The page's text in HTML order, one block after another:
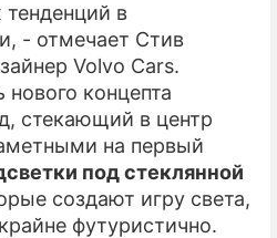
тенденций в
- отмечает Стив
Volvo Cars.
нового концепта
стекающий в центр
на первый
под стеклянной
создают игру света,
футуристично.